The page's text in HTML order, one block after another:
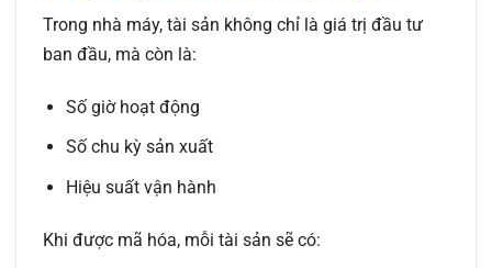
Trong nhà máy, tài sản không chỉ là giá trị đầu tư
ban đầu, mà còn là:
Số giờ hoạt động
Số chu kỳ sản xuất
Hiệu suất vận hành
Khi được mã hóa, mỗi tài sản sẽ có: